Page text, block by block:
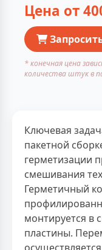
Цена от
* конечная цена
количества штук в
Ключевая
пакетной
герметизации
смешивания
Герметичный
монтируется в
пластины.